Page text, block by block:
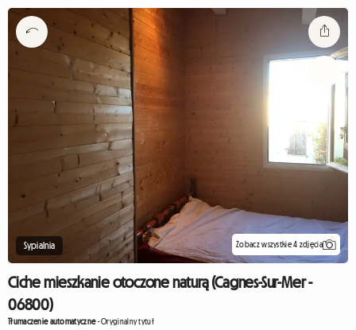
Sypialnia Zobacz wszystkie 4 zdjęcia
Ciche mieszkanie otoczone naturą (Cagnes-Sur-Mer -
06800)
Tłumaczenie automatyczne-Oryginalny tytuł